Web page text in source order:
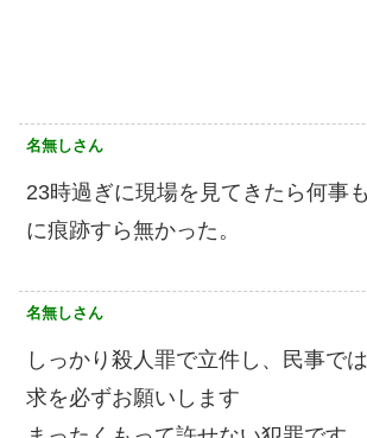
名無しさん
23時過ぎに現場を見てきたら何事
に痕跡すら無かった。
名無しさん
しっかり殺人罪で立件し、民事で
求を必ずお願いします